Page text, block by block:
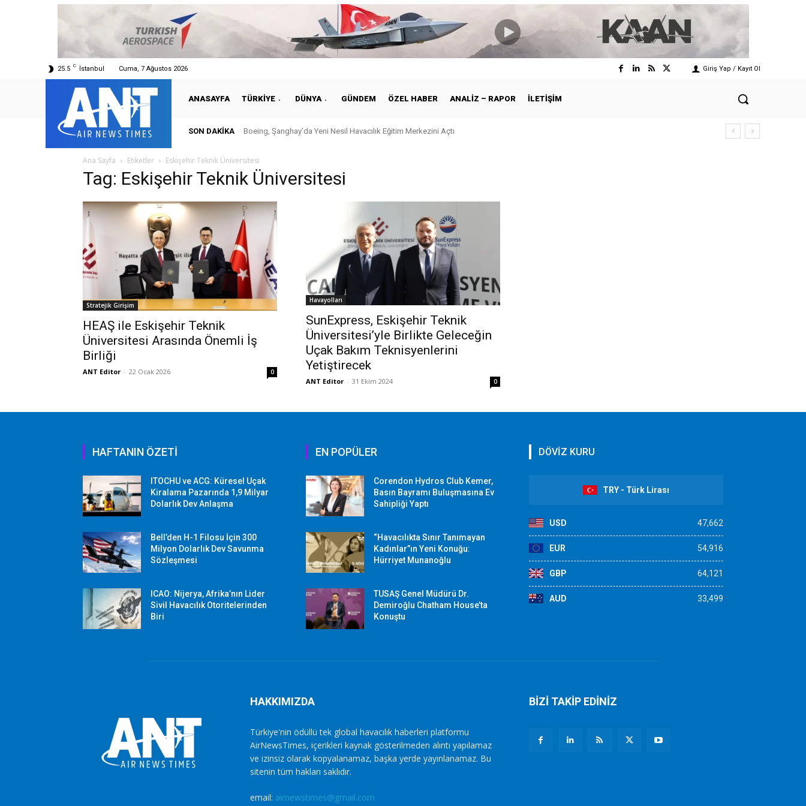
25.5 C İstanbul Cuma, 7 Ağustos 2026 Giriş Yap / Kayıt Ol
ANASAYFA TÜRKIYE DÜNYA GÜNDEM ÖZEL HABER ANALIZ – RAPOR İLETIŞIM
SON DAKIKA Boeing, Şanghay’da Yeni Nesil Havacılık Eğitim Merkezini Açtı
Ana Sayfa Etiketler Eskişehir Teknik Üniversitesi
Tag: Eskişehir Teknik Üniversitesi
Stratejik Girişim
HEAŞ ile Eskişehir Teknik
Üniversitesi Arasında Önemli İş
Birliği
ANT Editor - 22 Ocak 2026 0
Havayolları
SunExpress, Eskişehir Teknik
Üniversitesi’yle Birlikte Geleceğin
Uçak Bakım Teknisyenlerini
Yetiştirecek
ANT Editor - 31 Ekim 2024 0
HAFTANIN ÖZETİ
ITOCHU ve ACG: Küresel Uçak
Kiralama Pazarında 1,9 Milyar
Dolarlık Dev Anlaşma
Bell’den H-1 Filosu İçin 300
Milyon Dolarlık Dev Savunma
Sözleşmesi
ICAO: Nijerya, Afrika’nın Lider
Sivil Havacılık Otoritelerinden
Biri
EN POPÜLER
Corendon Hydros Club Kemer,
Basın Bayramı Buluşmasına Ev
Sahipliği Yaptı
“Havacılıkta Sınır Tanımayan
Kadınlar”ın Yeni Konuğu:
Hürriyet Munanoğlu
TUSAŞ Genel Müdürü Dr.
Demiroğlu Chatham House’ta
Konuştu
DÖVİZ KURU
TRY - Türk Lirası
USD 47,662
EUR 54,916
GBP 64,121
AUD 33,499
HAKKIMIZDA
Türkiye'nin ödüllü tek global havacılık haberleri platformu
AirNewsTimes, içerikleri kaynak gösterilmeden alıntı yapılamaz
ve izinsiz olarak kopyalanamaz, başka yerde yayınlanamaz. Bu
sitenin tüm hakları saklıdır.
email: airnewstimes@gmail.com
BİZİ TAKİP EDİNİZ